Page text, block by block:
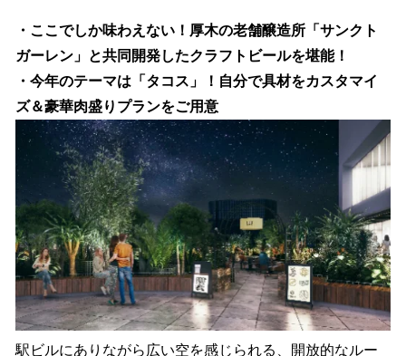
・ここでしか味わえない！厚木の老舗醸造所「サンクト
ガーレン」と共同開発したクラフトビールを堪能！
・今年のテーマは「タコス」！自分で具材をカスタマイ
ズ＆豪華肉盛りプランをご用意
駅ビルにありながら広い空を感じられる、開放的なルー